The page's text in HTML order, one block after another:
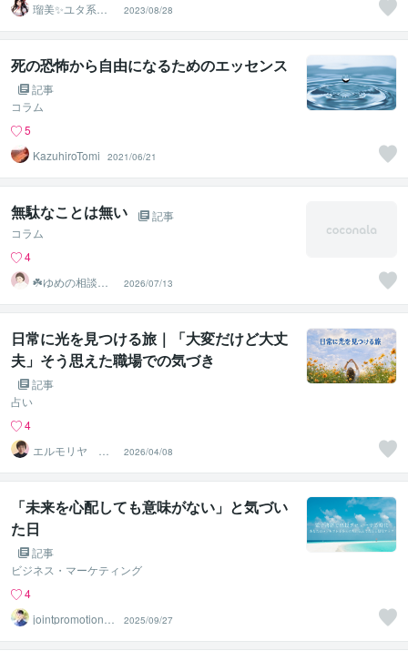
瑠美✨ユタ系末
裔♡縁結び占い
♡幸せ研究所
2023/08/28
死の恐怖から自由になるためのエッセンス
記事
コラム
5
KazuhiroTomi
2021/06/21
無駄なことは無い
記事
コラム
4
☘️ゆめの相談室
2026/07/13
日常に光を見つける旅｜「大変だけど大丈
夫」そう思えた職場での気づき
記事
占い
4
エルモリヤ レ
イコ
2026/04/08
「未来を心配しても意味がない」と気づい
た日
記事
ビジネス・マーケティング
4
jointpromotionto
kyo
2025/09/27